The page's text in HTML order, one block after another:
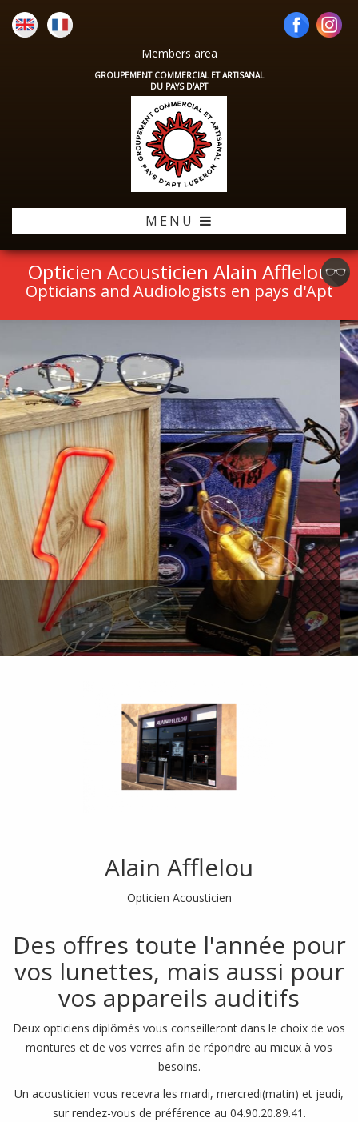
Members area
GROUPEMENT COMMERCIAL ET ARTISANAL
DU PAYS D'APT
MENU
Opticien Acousticien Alain Afflelou
Opticians and Audiologists en pays d'Apt
Alain Afflelou
Opticien Acousticien
Des offres toute l'année pour
vos lunettes, mais aussi pour
vos appareils auditifs
Deux opticiens diplômés vous conseilleront dans le choix de vos
montures et de vos verres afin de répondre au mieux à vos
besoins.
Un acousticien vous recevra les mardi, mercredi(matin) et jeudi,
sur rendez-vous de préférence au 04.90.20.89.41.